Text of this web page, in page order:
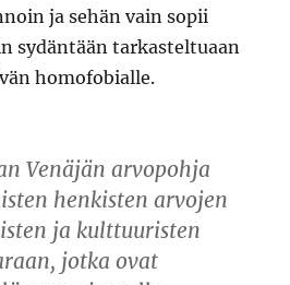
ja sehän vain sopii
sydäntään tarkasteltuaan
homofobialle.
Venäjän arvopohja
henkisten arvojen
ja kulttuuristen
jotka ovat